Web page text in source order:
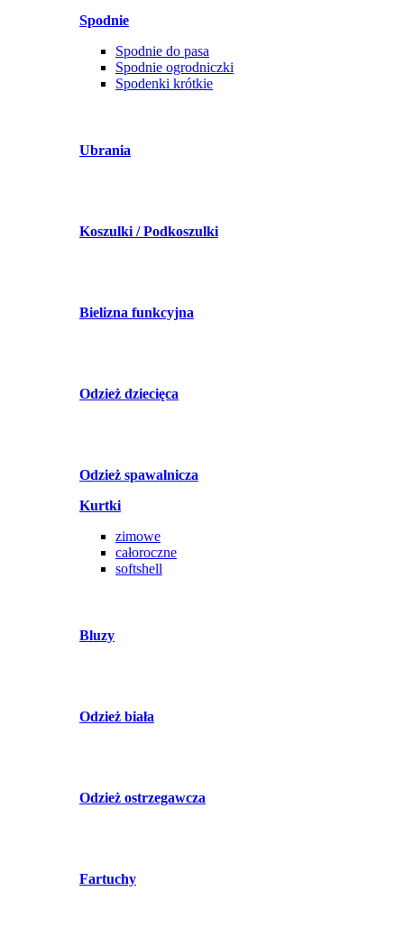
Spodnie
Spodnie do pasa
Spodnie ogrodniczki
Spodenki krótkie
Ubrania
Koszulki / Podkoszulki
Bielizna funkcyjna
Odzież dziecięca
Odzież spawalnicza
Kurtki
zimowe
całoroczne
softshell
Bluzy
Odzież biała
Odzież ostrzegawcza
Fartuchy